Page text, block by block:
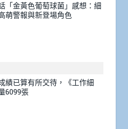
「金黃色葡萄球菌」感想：細
萌警報與新登場角色
績已算有所交待，《工作細
6099張